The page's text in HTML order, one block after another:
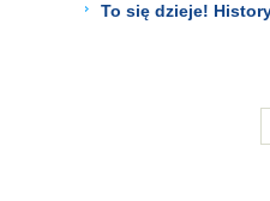
To się dzieje!